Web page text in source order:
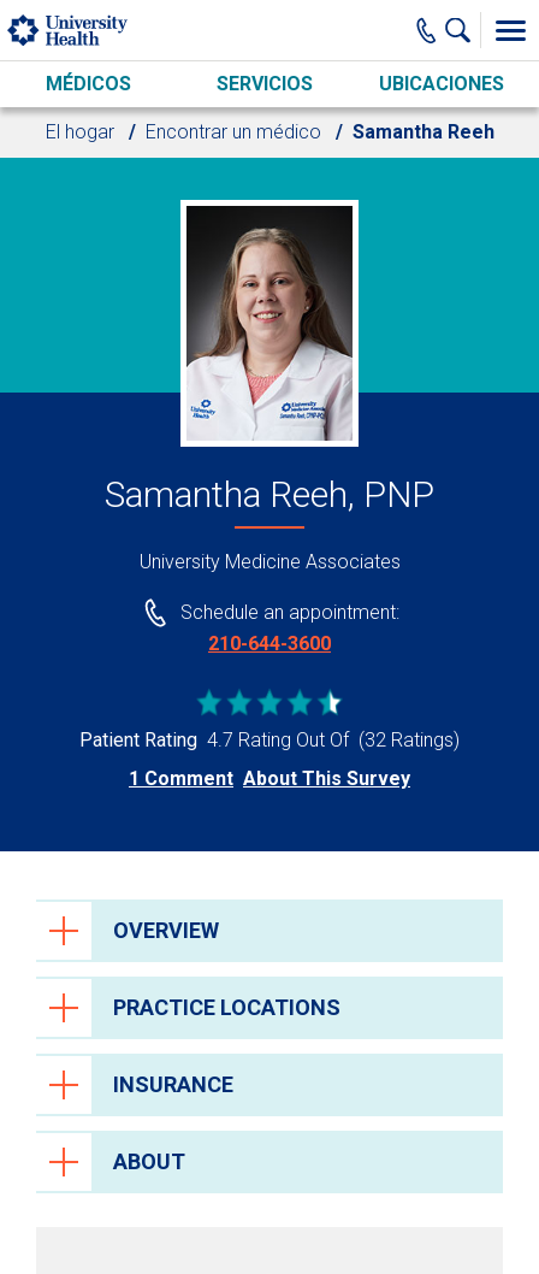
Skip to main content
MÉDICOS SERVICIOS UBICACIONES
El hogar Encontrar un médico Samantha Reeh
Samantha Reeh, PNP
University Medicine Associates
Schedule an appointment:
210-644-3600
Patient Rating 4.7 Rating Out Of (32 Ratings)
1 Comment About This Survey
OVERVIEW
PRACTICE LOCATIONS
INSURANCE
ABOUT